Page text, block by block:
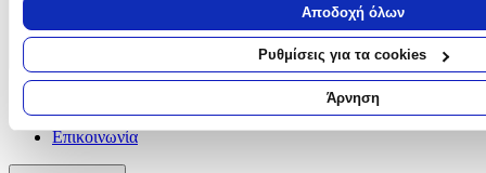
Μάθετε περισσότερα σχετικά με τον τρόπο επεξεργασίας των
καθορίστε τις προτιμήσεις σας στηνενότητα “Λεπτομέρειες”.
ανακαλέσετε τη συγκατάθεσή σας ανά πάσα στιγμή από τη
Χρησιμοποιούμε cookies ώστε η τοποθεσία μας να λειτουργεί
περιεχόμενο και διαφημίσεις, να παρέχουμε λειτουργίες μέσων
αναλύουμε την κυκλοφορία μας. Εμείς και οι 1022 συνεργάτες
Αποδοχή όλων
Ρυθμίσεις για τα cookies
Άρνηση
Συχνές ερωτήσεις
Επικοινωνία